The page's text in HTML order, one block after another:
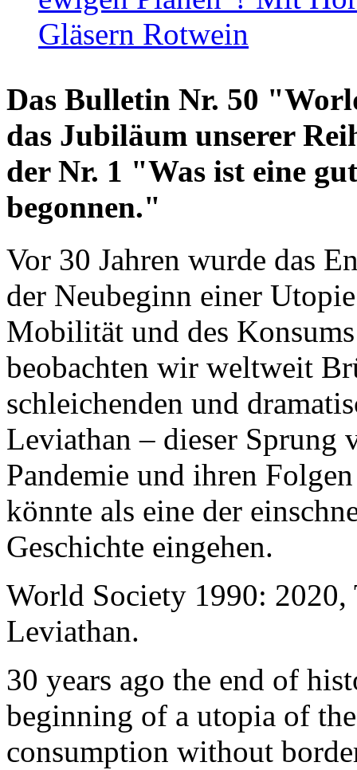
Gläsern Rotwein
Das Bulletin Nr. 50
das Jubiläum unserer
der Nr. 1 "Was ist eine
begonnen."
Vor 30 Jahren wurde das
der Neubeginn einer
Mobilität und des
beobachten wir weltweit
schleichenden und
Leviathan – dieser Sprung
Pandemie und ihren
könnte als eine der
Geschichte eingehen.
World Society 1990: 2020,
Leviathan.
30 years ago the end of
beginning of a utopia of
consumption without